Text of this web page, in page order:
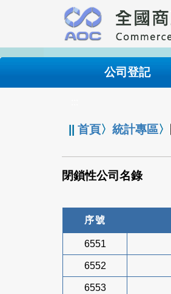
要
內
公司登記
||首頁〉統計專區〉
閉鎖性公司名錄
序號
6551
6552
6553